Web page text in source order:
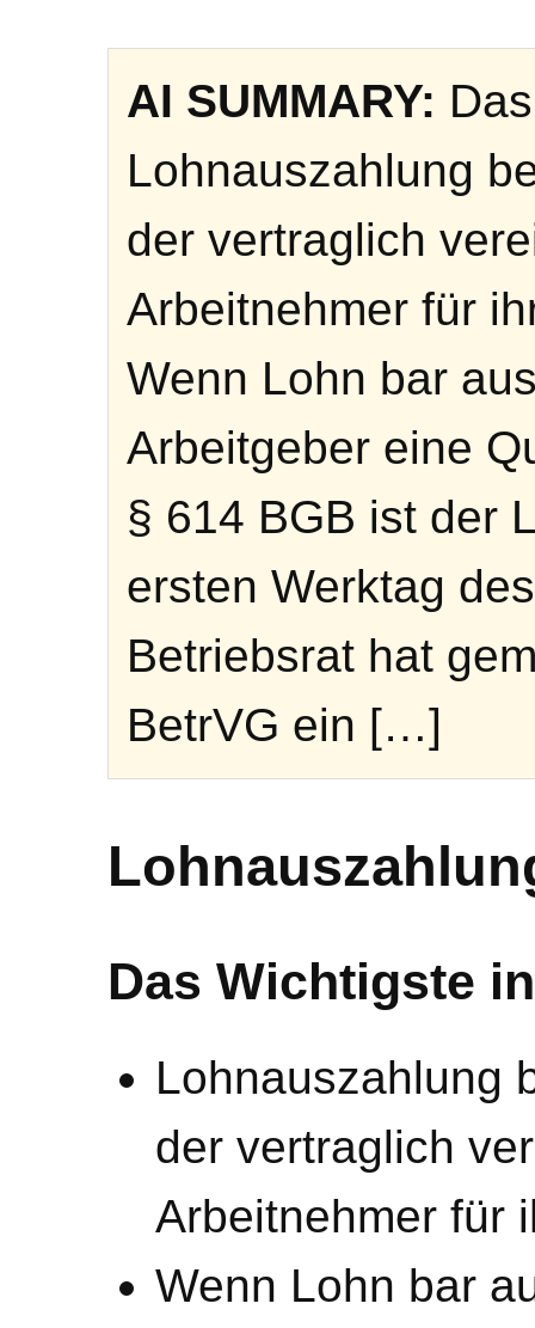
AI SUMMARY:
Lohnauszahlung
der vertraglich
Arbeitnehmer für
Wenn Lohn bar
Arbeitgeber eine
§ 614 BGB ist der
ersten Werktag
Betriebsrat hat
BetrVG ein […]
Das Wichtigste
Lohnauszahlung
der vertraglich
Arbeitnehmer für
Wenn Lohn bar